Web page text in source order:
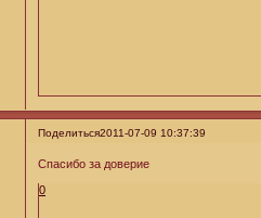
Поделиться2011-07-09 10:37:39
Спасибо за доверие
0